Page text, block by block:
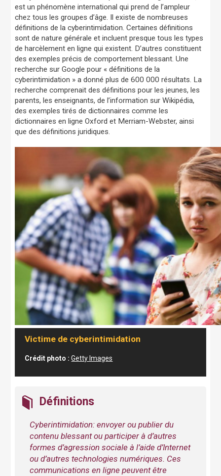
est un phénomène international qui prend de l’ampleur
chez tous les groupes d’âge. Il existe de nombreuses
définitions de la cyberintimidation. Certaines définitions
sont de nature générale et incluent presque tous les types
de harcèlement en ligne qui existent. D’autres constituent
des exemples précis de comportement blessant. Une
recherche sur Google pour « définitions de la
cyberintimidation » a donné plus de 600 000 résultats. La
recherche comprenait des définitions pour les jeunes, les
parents, les enseignants, de l’information sur Wikipédia,
des exemples tirés de dictionnaires comme les
dictionnaires en ligne Oxford et Merriam-Webster, ainsi
que des définitions juridiques.
Victime de cyberintimidation
Crédit photo :Getty Images
Définitions
Cyberintimidation: envoyer ou publier du
contenu blessant ou participer à d’autres
formes d’agression sociale à l’aide d’Internet
ou d’autres technologies numériques. Ces
communications en ligne peuvent être